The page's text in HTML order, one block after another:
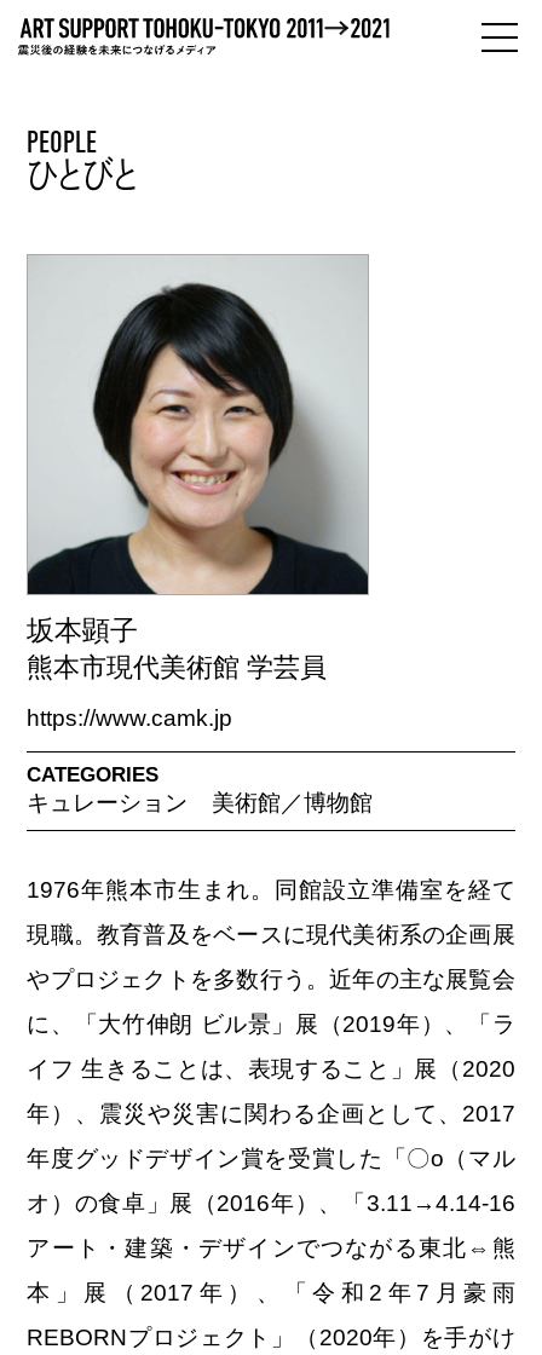
ひとびと
PEOPLE
ひとびと
坂本顕子
熊本市現代美術館 学芸員
https://www.camk.jp
CATEGORIES
キュレーション 美術館／博物館
1976年熊本市生まれ。同館設立準備室を経て
現職。教育普及をベースに現代美術系の企画展
やプロジェクトを多数行う。近年の主な展覧会
に、「大竹伸朗 ビル景」展（2019年）、「ラ
イフ 生きることは、表現すること」展（2020
年）、震災や災害に関わる企画として、2017
年度グッドデザイン賞を受賞した「〇о（マル
オ）の食卓」展（2016年）、「3.11→4.14-16
アート・建築・デザインでつながる東北⇔熊
本」展（2017年）、「令和2年7月豪雨
REBORNプロジェクト」（2020年）を手がけ